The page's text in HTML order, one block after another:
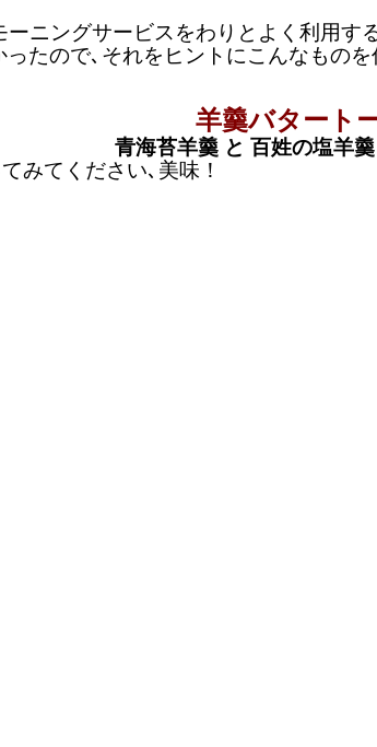
ニングサービスをわりとよく利用
たので､それをヒントにこんなもの
羊羹バタート
青海苔羊羹 と 百姓の塩羊
みてください､美味！